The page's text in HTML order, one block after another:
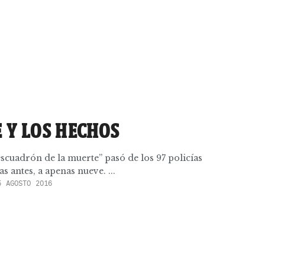
LOS HECHOS
de la muerte” pasó de los 97 policías
antes, a apenas nueve. ...
AGOSTO 2016